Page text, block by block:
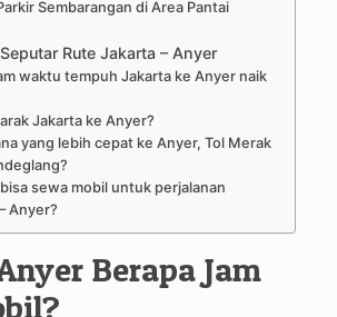
Sembarangan di Area Pantai
Rute Jakarta – Anyer
waktu tempuh Jakarta ke Anyer naik
Jakarta ke Anyer?
yang lebih cepat ke Anyer, Tol Merak
sewa mobil untuk perjalanan
Anyer?
Berapa Jam